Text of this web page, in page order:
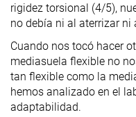
rigidez torsional (4/5),
no debía ni al aterrizar ni
Cuando nos tocó hacer
mediasuela flexible no
tan flexible como la
hemos analizado en el
adaptabilidad.